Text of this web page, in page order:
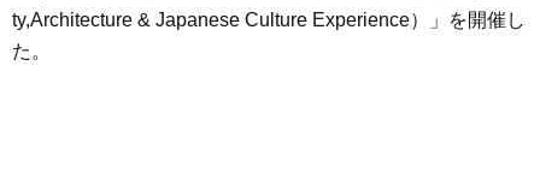
ty,Architecture & Japanese Culture Experience）」を開催し
た。